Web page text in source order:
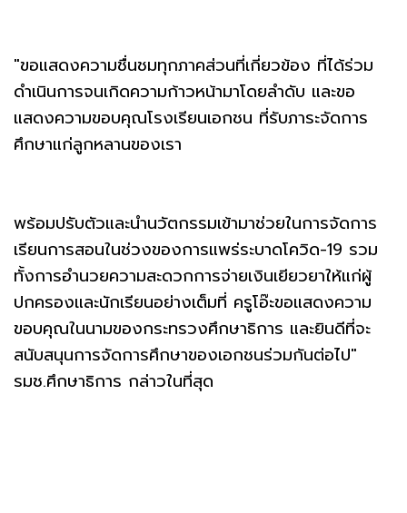
"ขอแสดงความชื่นชมทุกภาคส่วนที่เกี่ยวข้อง ที่ได้ร่วม
ดำเนินการจนเกิดความก้าวหน้ามาโดยลำดับ และขอ
แสดงความขอบคุณโรงเรียนเอกชน ที่รับภาระจัดการ
ศึกษาแก่ลูกหลานของเรา
พร้อมปรับตัวและนำนวัตกรรมเข้ามาช่วยในการจัดการ
เรียนการสอนในช่วงของการแพร่ระบาดโควิด-19 รวม
ทั้งการอำนวยความสะดวกการจ่ายเงินเยียวยาให้แก่ผู้
ปกครองและนักเรียนอย่างเต็มที่ ครูโอ๊ะขอแสดงความ
ขอบคุณในนามของกระทรวงศึกษาธิการ และยินดีที่จะ
สนับสนุนการจัดการศึกษาของเอกชนร่วมกันต่อไป"
รมช.ศึกษาธิการ กล่าวในที่สุด